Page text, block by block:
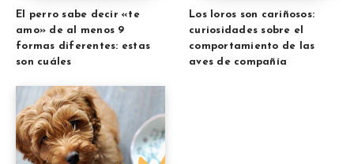
El perro sabe decir «te
amo» de al menos 9
formas diferentes: estas
son cuáles
Los loros son cariñosos:
curiosidades sobre el
comportamiento de las
aves de compañía